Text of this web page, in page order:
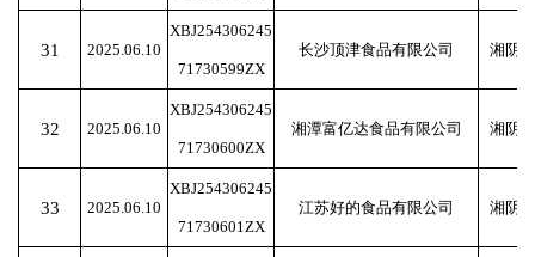
31 2025.06.10
XBJ254306245
71730599ZX
长沙顶津食品有限公司 湘阴
32 2025.06.10
XBJ254306245
71730600ZX
湘潭富亿达食品有限公司 湘阴
33 2025.06.10
XBJ254306245
71730601ZX
江苏好的食品有限公司 湘阴